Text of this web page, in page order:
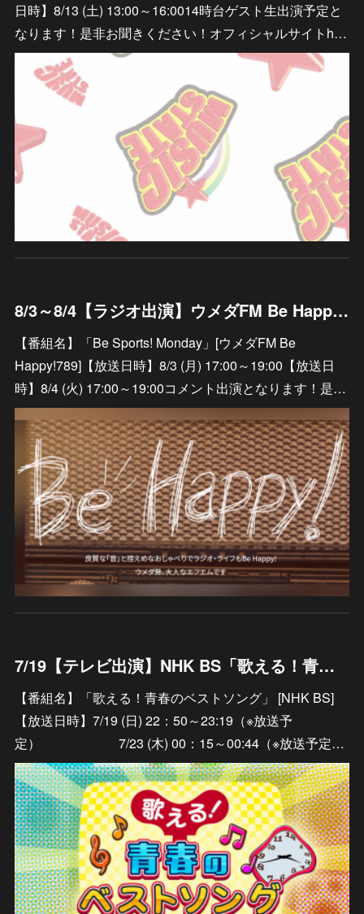
日時】8/13 (土) 13:00～16:0014時台ゲスト生出演予定と
なります！是非お聞きください！オフィシャルサイトh…
8/3～8/4【ラジオ出演】ウメダFM Be Happy!789「Be Sports! Monday」
【番組名】「Be Sports! Monday」[ウメダFM Be
Happy!789]【放送日時】8/3 (月) 17:00～19:00【放送日
時】8/4 (火) 17:00～19:00コメント出演となります！是…
7/19【テレビ出演】NHK BS「歌える！青春のベストソング」＃９５
【番組名】「歌える！青春のベストソング」 [NHK BS]
【放送日時】7/19 (日) 22：50～23:19（※放送予
定） 7/23 (木) 00：15～00:44（※放送予定…